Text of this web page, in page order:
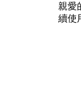
親愛
續使